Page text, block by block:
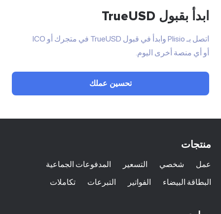
ابدأ بقبول TrueUSD
اتصل بـ Plisio وابدأ في قبول TrueUSD في متجرك أو ICO
أو أي منصة أخرى اليوم.
تحسين عملك
منتجات
عمل شخصي التسعير
المدفوعات الجماعية
البطاقة البيضاء
الفواتير التبرعات تكاملات